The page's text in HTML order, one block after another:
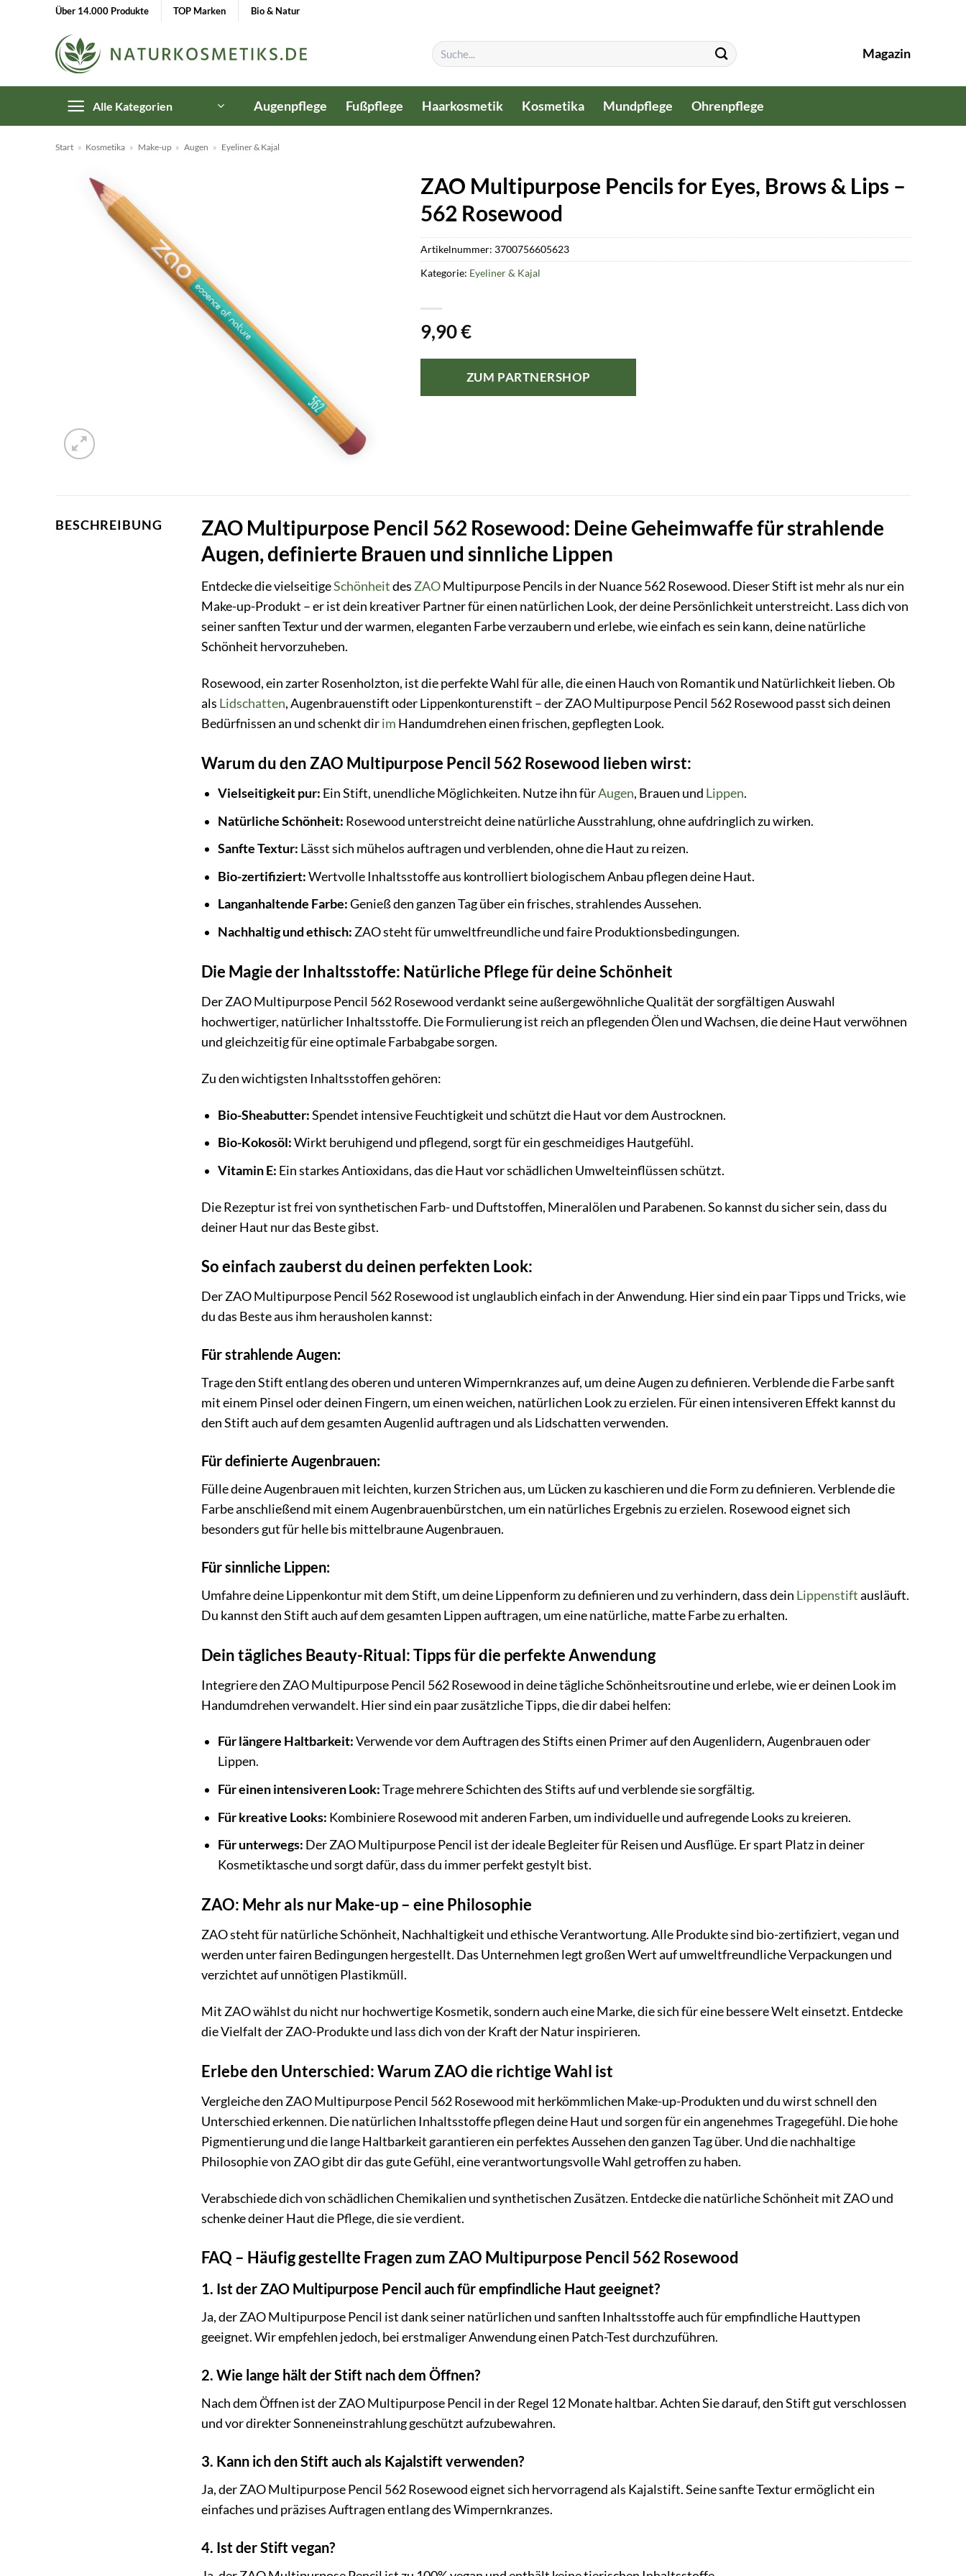
Über 14.000 Produkte TOP Marken Bio & Natur
Suchen
nach:
Magazin
Alle Kategorien Augenpflege Fußpflege Haarkosmetik Kosmetika Mundpflege Ohrenpflege
Start » Kosmetika » Make-up » Augen » Eyeliner & Kajal
ZAO Multipurpose Pencils for Eyes, Brows & Lips –
562 Rosewood
9,90€
ZUM PARTNERSHOP
Artikelnummer: 3700756605623
Kategorie: Eyeliner & Kajal
BESCHREIBUNG
ZAO Multipurpose Pencil 562 Rosewood: Deine Geheimwaffe für strahlende
Augen, definierte Brauen und sinnliche Lippen
Entdecke die vielseitigeSchönheitdesZAOMultipurpose Pencils in der Nuance 562 Rosewood. Dieser Stift ist mehr als nur ein
Make-up-Produkt – er ist dein kreativer Partner für einen natürlichen Look, der deine Persönlichkeit unterstreicht. Lass dich von
seiner sanften Textur und der warmen, eleganten Farbe verzaubern und erlebe, wie einfach es sein kann, deine natürliche
Schönheit hervorzuheben.
Rosewood, ein zarter Rosenholzton, ist die perfekte Wahl für alle, die einen Hauch von Romantik und Natürlichkeit lieben. Ob
als Lidschatten, Augenbrauenstift oder Lippenkonturenstift – der ZAO Multipurpose Pencil 562 Rosewood passt sich deinen
Bedürfnissen an und schenkt dirim Handumdrehen einen frischen, gepflegten Look.
Warum du den ZAO Multipurpose Pencil 562 Rosewood lieben wirst:
Vielseitigkeit pur: Ein Stift, unendliche Möglichkeiten. Nutze ihn fürAugen, Brauen und Lippen.
Natürliche Schönheit: Rosewood unterstreicht deine natürliche Ausstrahlung, ohne aufdringlich zu wirken.
Sanfte Textur: Lässt sich mühelos auftragen und verblenden, ohne die Haut zu reizen.
Bio-zertifiziert:Wertvolle Inhaltsstoffe aus kontrolliert biologischem Anbau pflegen deine Haut.
Langanhaltende Farbe:Genieß den ganzen Tag über ein frisches, strahlendes Aussehen.
Nachhaltig und ethisch: ZAO steht für umweltfreundliche und faire Produktionsbedingungen.
Die Magie der Inhaltsstoffe: Natürliche Pflege für deine Schönheit
Der ZAO Multipurpose Pencil 562 Rosewood verdankt seine außergewöhnliche Qualität der sorgfältigen Auswahl
hochwertiger, natürlicher Inhaltsstoffe. Die Formulierung ist reich an pflegenden Ölen und Wachsen, die deine Haut verwöhnen
und gleichzeitig für eine optimale Farbabgabe sorgen.
Zu den wichtigsten Inhaltsstoffen gehören:
Bio-Sheabutter:Spendet intensive Feuchtigkeit und schützt die Haut vor dem Austrocknen.
Bio-Kokosöl:Wirkt beruhigend und pflegend, sorgt für ein geschmeidiges Hautgefühl.
Vitamin E: Ein starkes Antioxidans, das die Haut vor schädlichen Umwelteinflüssen schützt.
Die Rezeptur ist frei von synthetischen Farb- und Duftstoffen, Mineralölen und Parabenen. So kannst du sicher sein, dass du
deiner Haut nur das Beste gibst.
So einfach zauberst du deinen perfekten Look:
Der ZAO Multipurpose Pencil 562 Rosewood ist unglaublich einfach in der Anwendung. Hier sind ein paar Tipps und Tricks, wie
du das Beste aus ihm herausholen kannst:
Für strahlende Augen:
Trage den Stift entlang des oberen und unteren Wimpernkranzes auf, um deine Augen zu definieren. Verblende die Farbe sanft
mit einem Pinsel oder deinen Fingern, um einen weichen, natürlichen Look zu erzielen. Für einen intensiveren Effekt kannst du
den Stift auch auf dem gesamten Augenlid auftragen und als Lidschatten verwenden.
Für definierte Augenbrauen:
Fülle deine Augenbrauen mit leichten, kurzen Strichen aus, um Lücken zu kaschieren und die Form zu definieren. Verblende die
Farbe anschließend mit einem Augenbrauenbürstchen, um ein natürliches Ergebnis zu erzielen. Rosewood eignet sich
besonders gut für helle bis mittelbraune Augenbrauen.
Für sinnliche Lippen:
Umfahre deine Lippenkontur mit dem Stift, um deine Lippenform zu definieren und zu verhindern, dass dein Lippenstiftausläuft.
Du kannst den Stift auch auf dem gesamten Lippen auftragen, um eine natürliche, matte Farbe zu erhalten.
Dein tägliches Beauty-Ritual: Tipps für die perfekte Anwendung
Integriere den ZAO Multipurpose Pencil 562 Rosewood in deine tägliche Schönheitsroutine und erlebe, wie er deinen Look im
Handumdrehen verwandelt. Hier sind ein paar zusätzliche Tipps, die dir dabei helfen:
Für längere Haltbarkeit:Verwende vor dem Auftragen des Stifts einen Primer auf den Augenlidern, Augenbrauen oder
Lippen.
Für einen intensiveren Look:Trage mehrere Schichten des Stifts auf und verblende sie sorgfältig.
Für kreative Looks: Kombiniere Rosewood mit anderen Farben, um individuelle und aufregende Looks zu kreieren.
Für unterwegs: Der ZAO Multipurpose Pencil ist der ideale Begleiter für Reisen und Ausflüge. Er spart Platz in deiner
Kosmetiktasche und sorgt dafür, dass du immer perfekt gestylt bist.
ZAO: Mehr als nur Make-up – eine Philosophie
ZAO steht für natürliche Schönheit, Nachhaltigkeit und ethische Verantwortung. Alle Produkte sind bio-zertifiziert, vegan und
werden unter fairen Bedingungen hergestellt. Das Unternehmen legt großen Wert auf umweltfreundliche Verpackungen und
verzichtet auf unnötigen Plastikmüll.
Mit ZAO wählst du nicht nur hochwertige Kosmetik, sondern auch eine Marke, die sich für eine bessere Welt einsetzt. Entdecke
die Vielfalt der ZAO-Produkte und lass dich von der Kraft der Natur inspirieren.
Erlebe den Unterschied: Warum ZAO die richtige Wahl ist
Vergleiche den ZAO Multipurpose Pencil 562 Rosewood mit herkömmlichen Make-up-Produkten und du wirst schnell den
Unterschied erkennen. Die natürlichen Inhaltsstoffe pflegen deine Haut und sorgen für ein angenehmes Tragegefühl. Die hohe
Pigmentierung und die lange Haltbarkeit garantieren ein perfektes Aussehen den ganzen Tag über. Und die nachhaltige
Philosophie von ZAO gibt dir das gute Gefühl, eine verantwortungsvolle Wahl getroffen zu haben.
Verabschiede dich von schädlichen Chemikalien und synthetischen Zusätzen. Entdecke die natürliche Schönheit mit ZAO und
schenke deiner Haut die Pflege, die sie verdient.
FAQ – Häufig gestellte Fragen zum ZAO Multipurpose Pencil 562 Rosewood
1. Ist der ZAO Multipurpose Pencil auch für empfindliche Haut geeignet?
Ja, der ZAO Multipurpose Pencil ist dank seiner natürlichen und sanften Inhaltsstoffe auch für empfindliche Hauttypen
geeignet. Wir empfehlen jedoch, bei erstmaliger Anwendung einen Patch-Test durchzuführen.
2. Wie lange hält der Stift nach dem Öffnen?
Nach dem Öffnen ist der ZAO Multipurpose Pencil in der Regel 12 Monate haltbar. Achten Sie darauf, den Stift gut verschlossen
und vor direkter Sonneneinstrahlung geschützt aufzubewahren.
3. Kann ich den Stift auch als Kajalstift verwenden?
Ja, der ZAO Multipurpose Pencil 562 Rosewood eignet sich hervorragend als Kajalstift. Seine sanfte Textur ermöglicht ein
einfaches und präzises Auftragen entlang des Wimpernkranzes.
4. Ist der Stift vegan?